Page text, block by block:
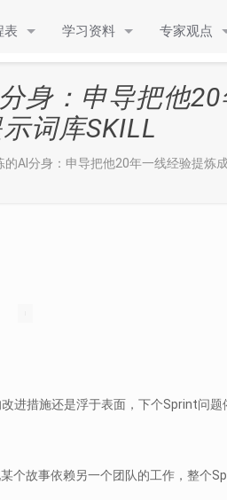
表 学习资料 专家观点
身：申导把他
词库SKILL
AI分身：申导把他20年一线经验提炼
进措施还是浮于表面，下个Sprint问题
个故事依赖另一个团队的工作，整个